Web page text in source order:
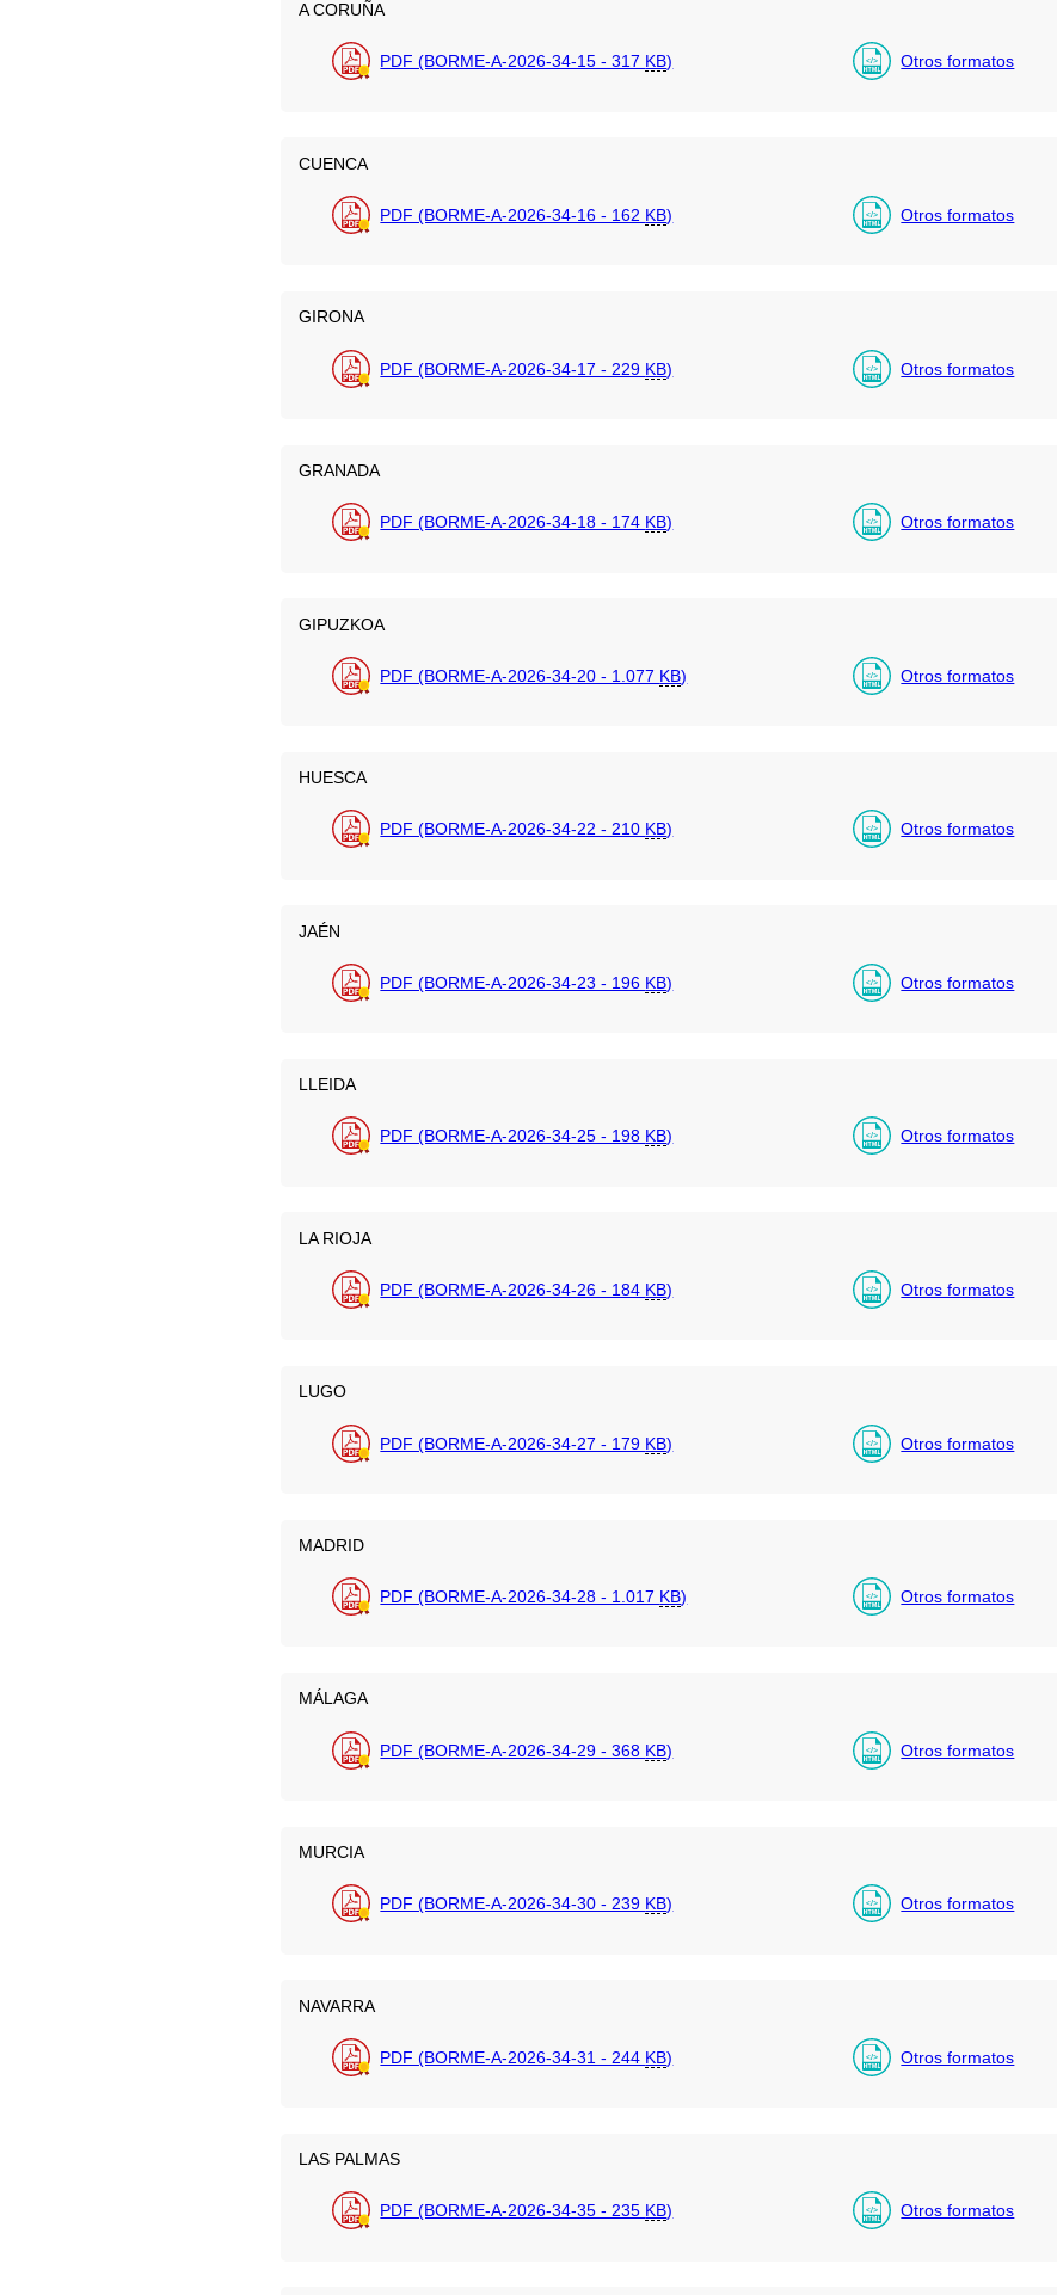
A CORUÑA
PDF (BORME-A-2026-34-15 - 317 KB) Otros formatos
CUENCA
PDF (BORME-A-2026-34-16 - 162 KB) Otros formatos
GIRONA
PDF (BORME-A-2026-34-17 - 229 KB) Otros formatos
GRANADA
PDF (BORME-A-2026-34-18 - 174 KB) Otros formatos
GIPUZKOA
PDF (BORME-A-2026-34-20 - 1.077 KB) Otros formatos
HUESCA
PDF (BORME-A-2026-34-22 - 210 KB) Otros formatos
JAÉN
PDF (BORME-A-2026-34-23 - 196 KB) Otros formatos
LLEIDA
PDF (BORME-A-2026-34-25 - 198 KB) Otros formatos
LA RIOJA
PDF (BORME-A-2026-34-26 - 184 KB) Otros formatos
LUGO
PDF (BORME-A-2026-34-27 - 179 KB) Otros formatos
MADRID
PDF (BORME-A-2026-34-28 - 1.017 KB) Otros formatos
MÁLAGA
PDF (BORME-A-2026-34-29 - 368 KB) Otros formatos
MURCIA
PDF (BORME-A-2026-34-30 - 239 KB) Otros formatos
NAVARRA
PDF (BORME-A-2026-34-31 - 244 KB) Otros formatos
LAS PALMAS
PDF (BORME-A-2026-34-35 - 235 KB) Otros formatos